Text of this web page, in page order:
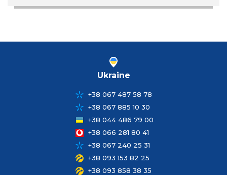
Ukraine
+38 067 487 58 78
+38 067 885 10 30
+38 044 486 79 00
+38 066 281 80 41
+38 067 240 25 31
+38 093 153 82 25
+38 093 858 38 35